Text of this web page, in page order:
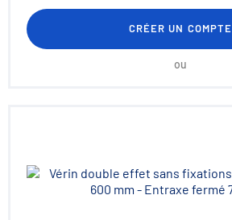
CRÉER UN COMPTE
ou